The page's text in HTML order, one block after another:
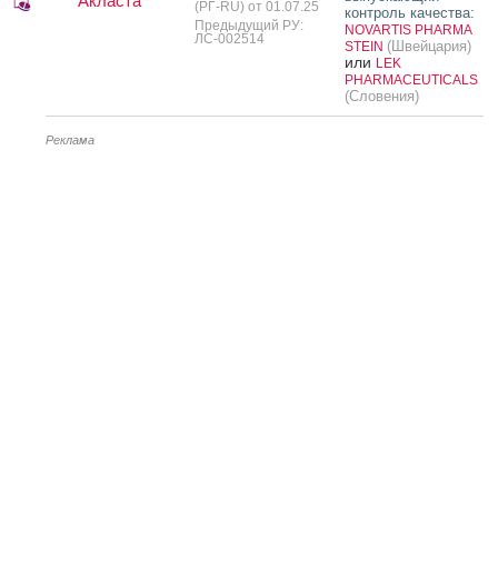
(РГ-RU) от 01.07.25
Предыдущий РУ:
ЛС-002514
контроль качества:
NOVARTIS PHARMA
STEIN (Швейцария)
или LEK
PHARMACEUTICALS
(Словения)
Реклама